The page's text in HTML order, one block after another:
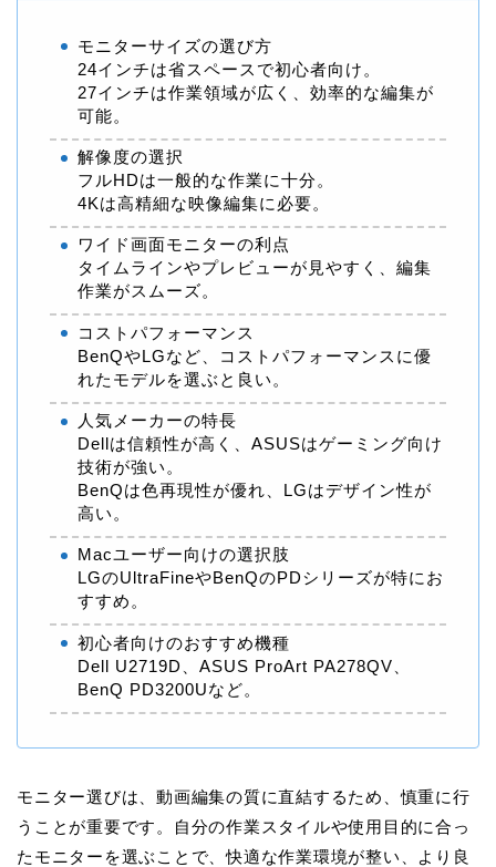
モニターサイズの選び方
24インチは省スペースで初心者向け。
27インチは作業領域が広く、効率的な編集が
可能。
解像度の選択
フルHDは一般的な作業に十分。
4Kは高精細な映像編集に必要。
ワイド画面モニターの利点
タイムラインやプレビューが見やすく、編集
作業がスムーズ。
コストパフォーマンス
BenQやLGなど、コストパフォーマンスに優
れたモデルを選ぶと良い。
人気メーカーの特長
Dellは信頼性が高く、ASUSはゲーミング向け
技術が強い。
BenQは色再現性が優れ、LGはデザイン性が
高い。
Macユーザー向けの選択肢
LGのUltraFineやBenQのPDシリーズが特にお
すすめ。
初心者向けのおすすめ機種
Dell U2719D、ASUS ProArt PA278QV、
BenQ PD3200Uなど。
モニター選びは、動画編集の質に直結するため、慎重に行
うことが重要です。自分の作業スタイルや使用目的に合っ
たモニターを選ぶことで、快適な作業環境が整い、より良